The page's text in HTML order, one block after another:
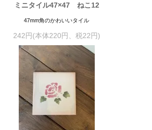
ミニタイル47×47 ねこ12
47mm角のかわいいタイル
242円(本体220円、税22円)